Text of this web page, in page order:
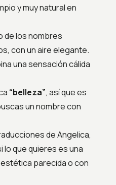
y muy natural en
de los nombres
con un aire elegante.
una sensación cálida
“belleza”, así que es
un nombre con
de Angelica,
lo que quieres es una
parecida o con